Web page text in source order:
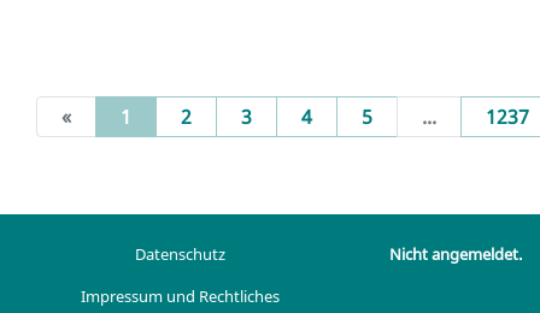
« 1 (current)
2 3 4 5 ... 1237
Datenschutz
Impressum und Rechtliches
Nicht angemeldet.